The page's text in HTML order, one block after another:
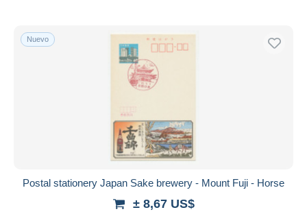
Sólo con descuento
Envío gratis
Mastercard
Bancontact
iDeal
Nuevo
Postal stationery Japan Sake brewery - Mount Fuji - Horse
± 8,67 US$